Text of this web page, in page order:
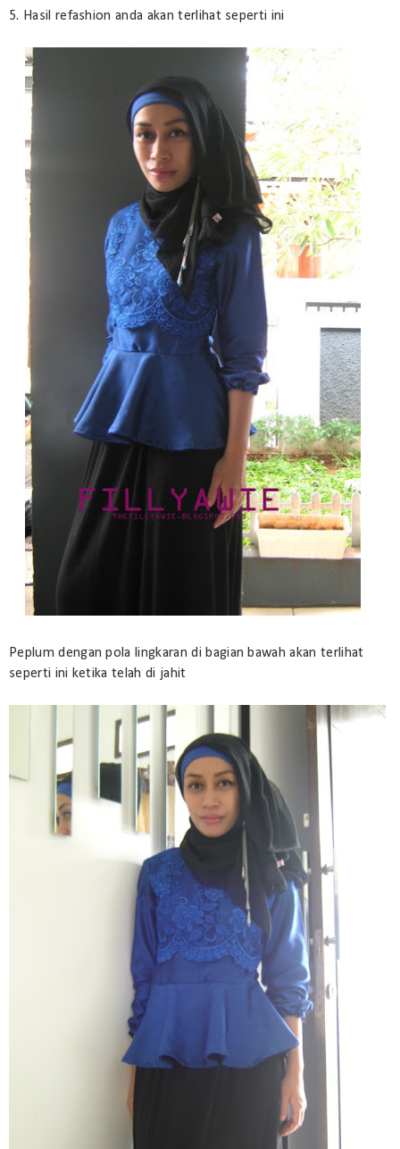
5. Hasil refashion anda akan terlihat seperti ini
Peplum dengan pola lingkaran di bagian bawah akan terlihat
seperti ini ketika telah di jahit